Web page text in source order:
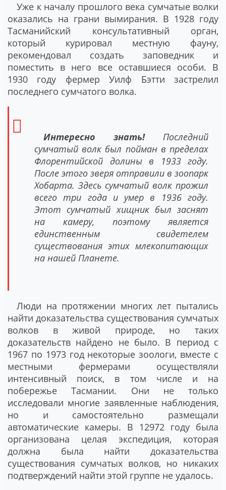
Уже к началу прошлого века сумчатые волки
оказались на грани вымирания. В 1928 году
Тасманийский консультативный орган,
который курировал местную фауну,
рекомендовал создать заповедник и
поместить в него все оставшиеся особи. В
1930 году фермер Уилф Бэтти застрелил
последнего сумчатого волка.
Интересно знать!Последний
сумчатый волк был пойман в пределах
Флорентийской долины в 1933 году.
После этого зверя отправили в зоопарк
Хобарта. Здесь сумчатый волк прожил
всего три года и умер в 1936 году.
Этот сумчатый хищник был заснят
на камеру, поэтому является
единственным свидетелем
существования этих млекопитающих
на нашей Планете.
Люди на протяжении многих лет пытались
найти доказательства существования сумчатых
волков в живой природе, но таких
доказательств найдено не было. В период с
1967 по 1973 год некоторые зоологи, вместе с
местными фермерами осуществляли
интенсивный поиск, в том числе и на
побережье Тасмании. Они не только
исследовали многие заявленные наблюдения,
но и самостоятельно размещали
автоматические камеры. В 12972 году была
организована целая экспедиция, которая
должна была найти доказательства
существования сумчатых волков, но никаких
подтверждений найти этой группе не удалось.